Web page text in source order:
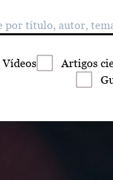
Vídeos Artigos